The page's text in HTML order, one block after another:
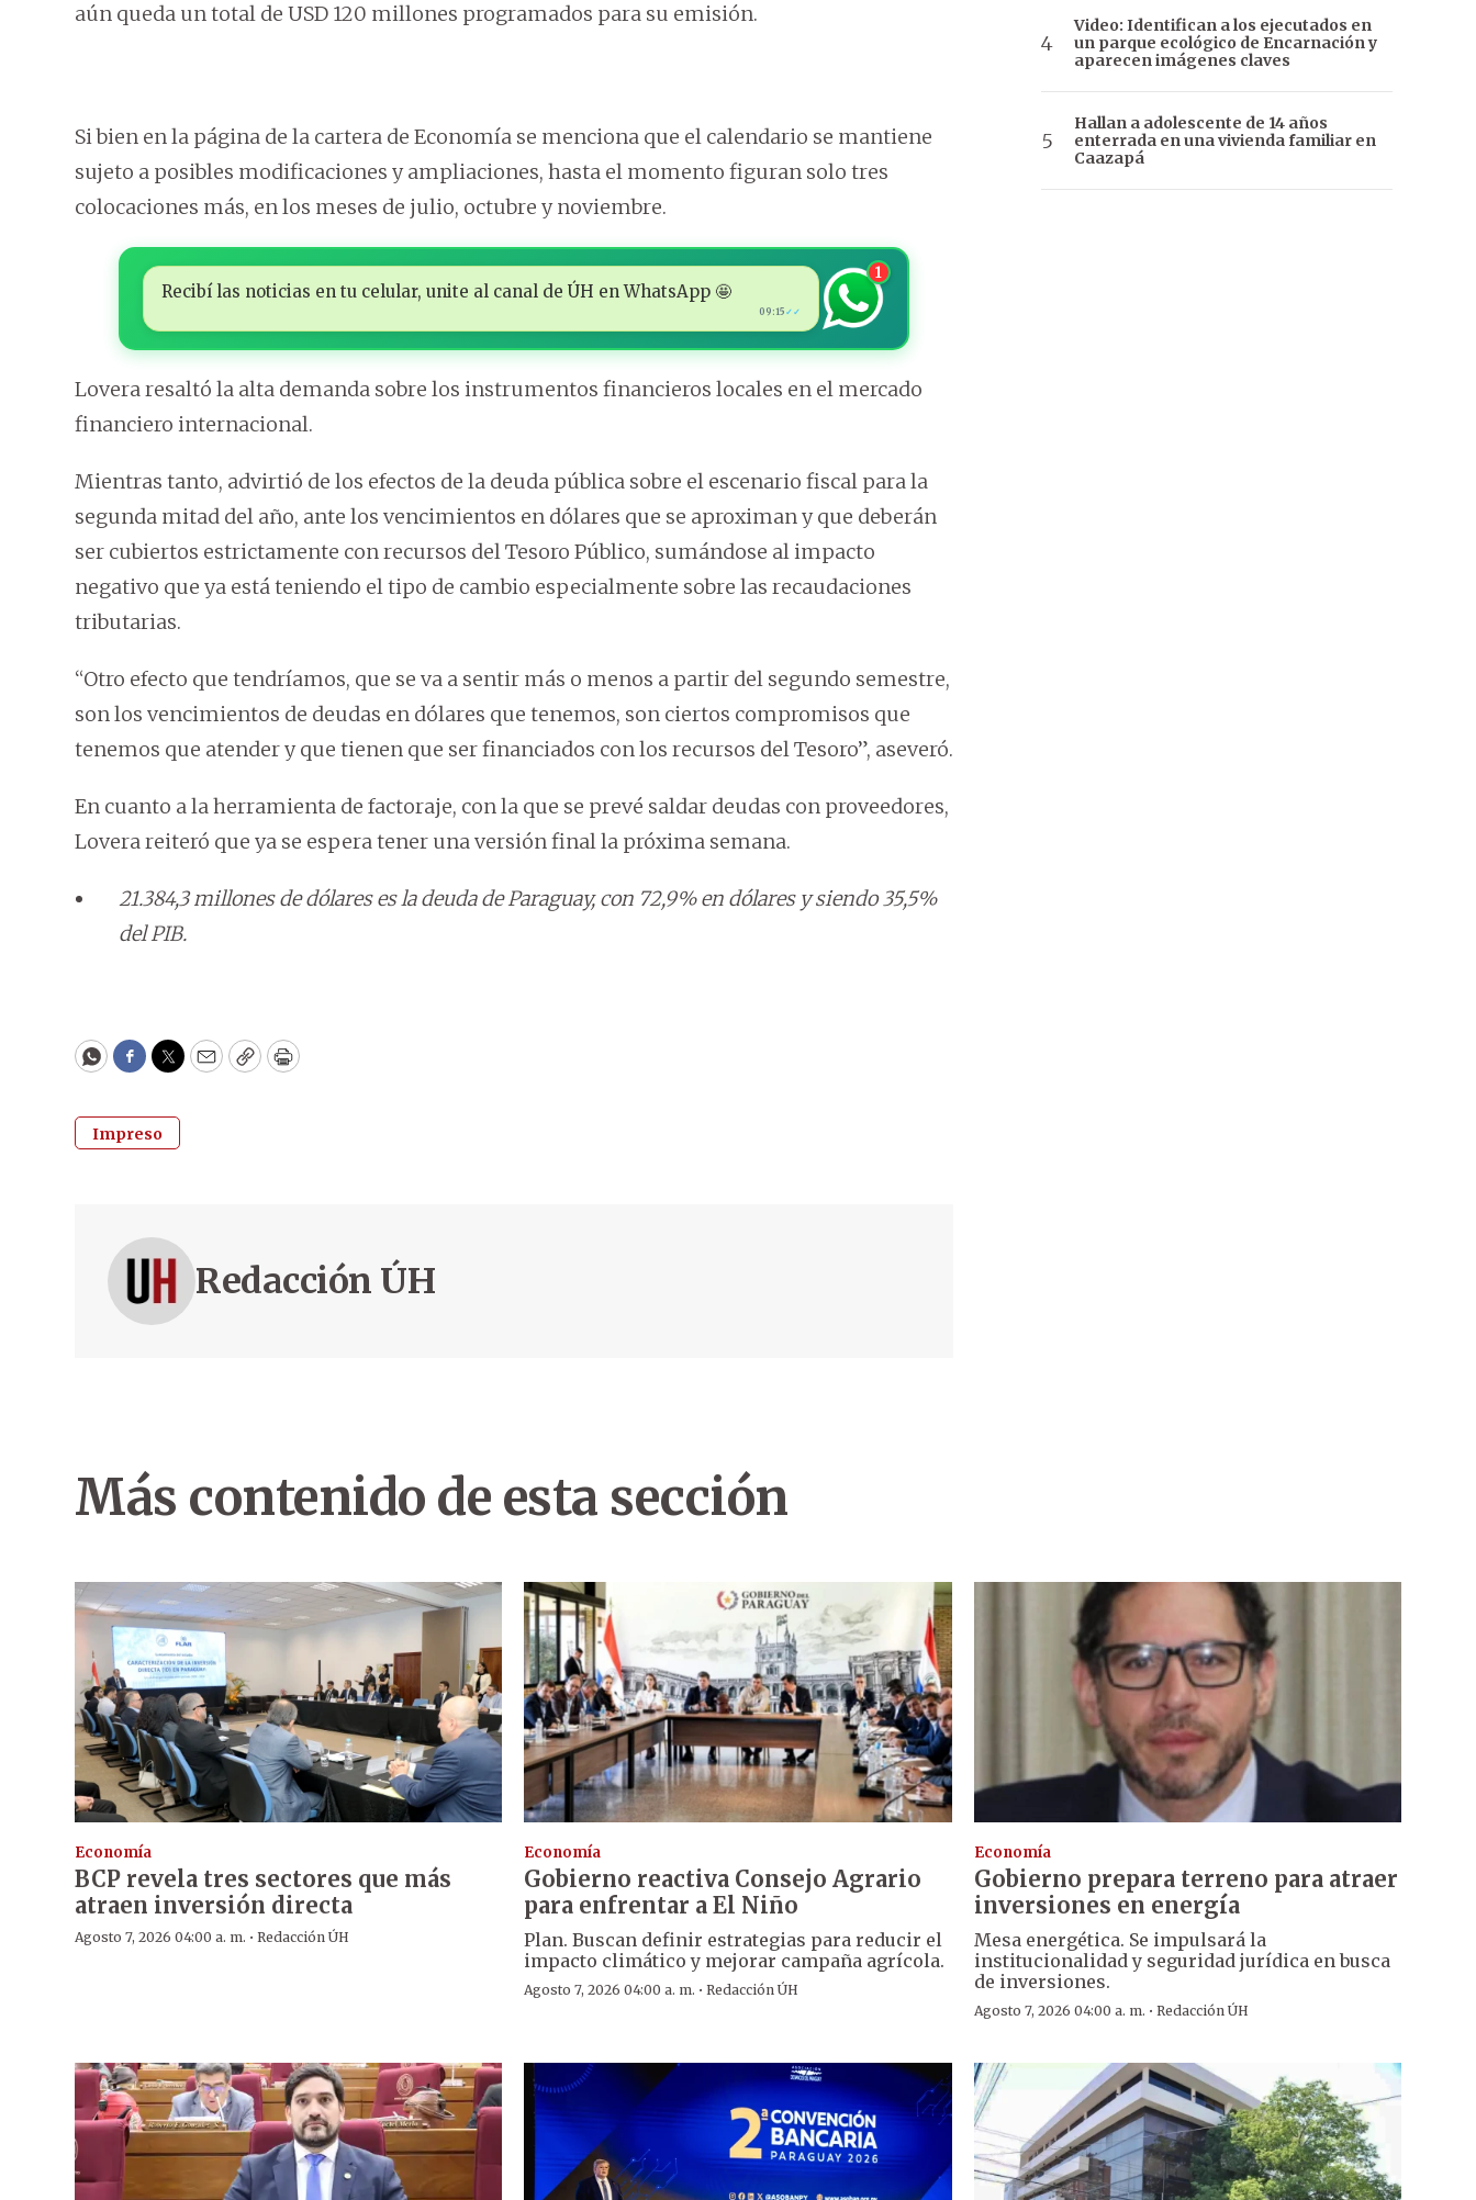
aún queda un total de USD 120 millones programados para su emisión.
Si bien en la página de la cartera de Economía se menciona que el calendario se mantiene
sujeto a posibles modificaciones y ampliaciones, hasta el momento figuran solo tres
colocaciones más, en los meses de julio, octubre y noviembre.
Recibí las noticias en tu celular, unite al canal de ÚH en WhatsApp 🤩
09:15 ✓✓
1
Lovera resaltó la alta demanda sobre los instrumentos financieros locales en el mercado
financiero internacional.
Mientras tanto, advirtió de los efectos de la deuda pública sobre el escenario fiscal para la
segunda mitad del año, ante los vencimientos en dólares que se aproximan y que deberán
ser cubiertos estrictamente con recursos del Tesoro Público, sumándose al impacto
negativo que ya está teniendo el tipo de cambio especialmente sobre las recaudaciones
tributarias.
“Otro efecto que tendríamos, que se va a sentir más o menos a partir del segundo semestre,
son los vencimientos de deudas en dólares que tenemos, son ciertos compromisos que
tenemos que atender y que tienen que ser financiados con los recursos del Tesoro”, aseveró.
En cuanto a la herramienta de factoraje, con la que se prevé saldar deudas con proveedores,
Lovera reiteró que ya se espera tener una versión final la próxima semana.
21.384,3 millones de dólares es la deuda de Paraguay, con 72,9% en dólares y siendo 35,5%
del PIB.
WhatsApp
Facebook
Twitter
EmailCopyPrint
Impreso
Redacción ÚH
Video: Identifican a los ejecutados en
un parque ecológico de Encarnación y
aparecen imágenes claves
Hallan a adolescente de 14 años
enterrada en una vivienda familiar en
Caazapá
Más contenido de esta sección
Economía
BCP revela tres sectores que más
atraen inversión directa
Agosto 7, 2026 04:00 a. m. · Redacción ÚH
Economía
Gobierno reactiva Consejo Agrario
para enfrentar a El Niño
Plan. Buscan definir estrategias para reducir el
impacto climático y mejorar campaña agrícola.
Agosto 7, 2026 04:00 a. m. ·Redacción ÚH
Economía
Gobierno prepara terreno para atraer
inversiones en energía
Mesa energética. Se impulsará la
institucionalidad y seguridad jurídica en busca
de inversiones.
Agosto 7, 2026 04:00 a. m. · Redacción ÚH